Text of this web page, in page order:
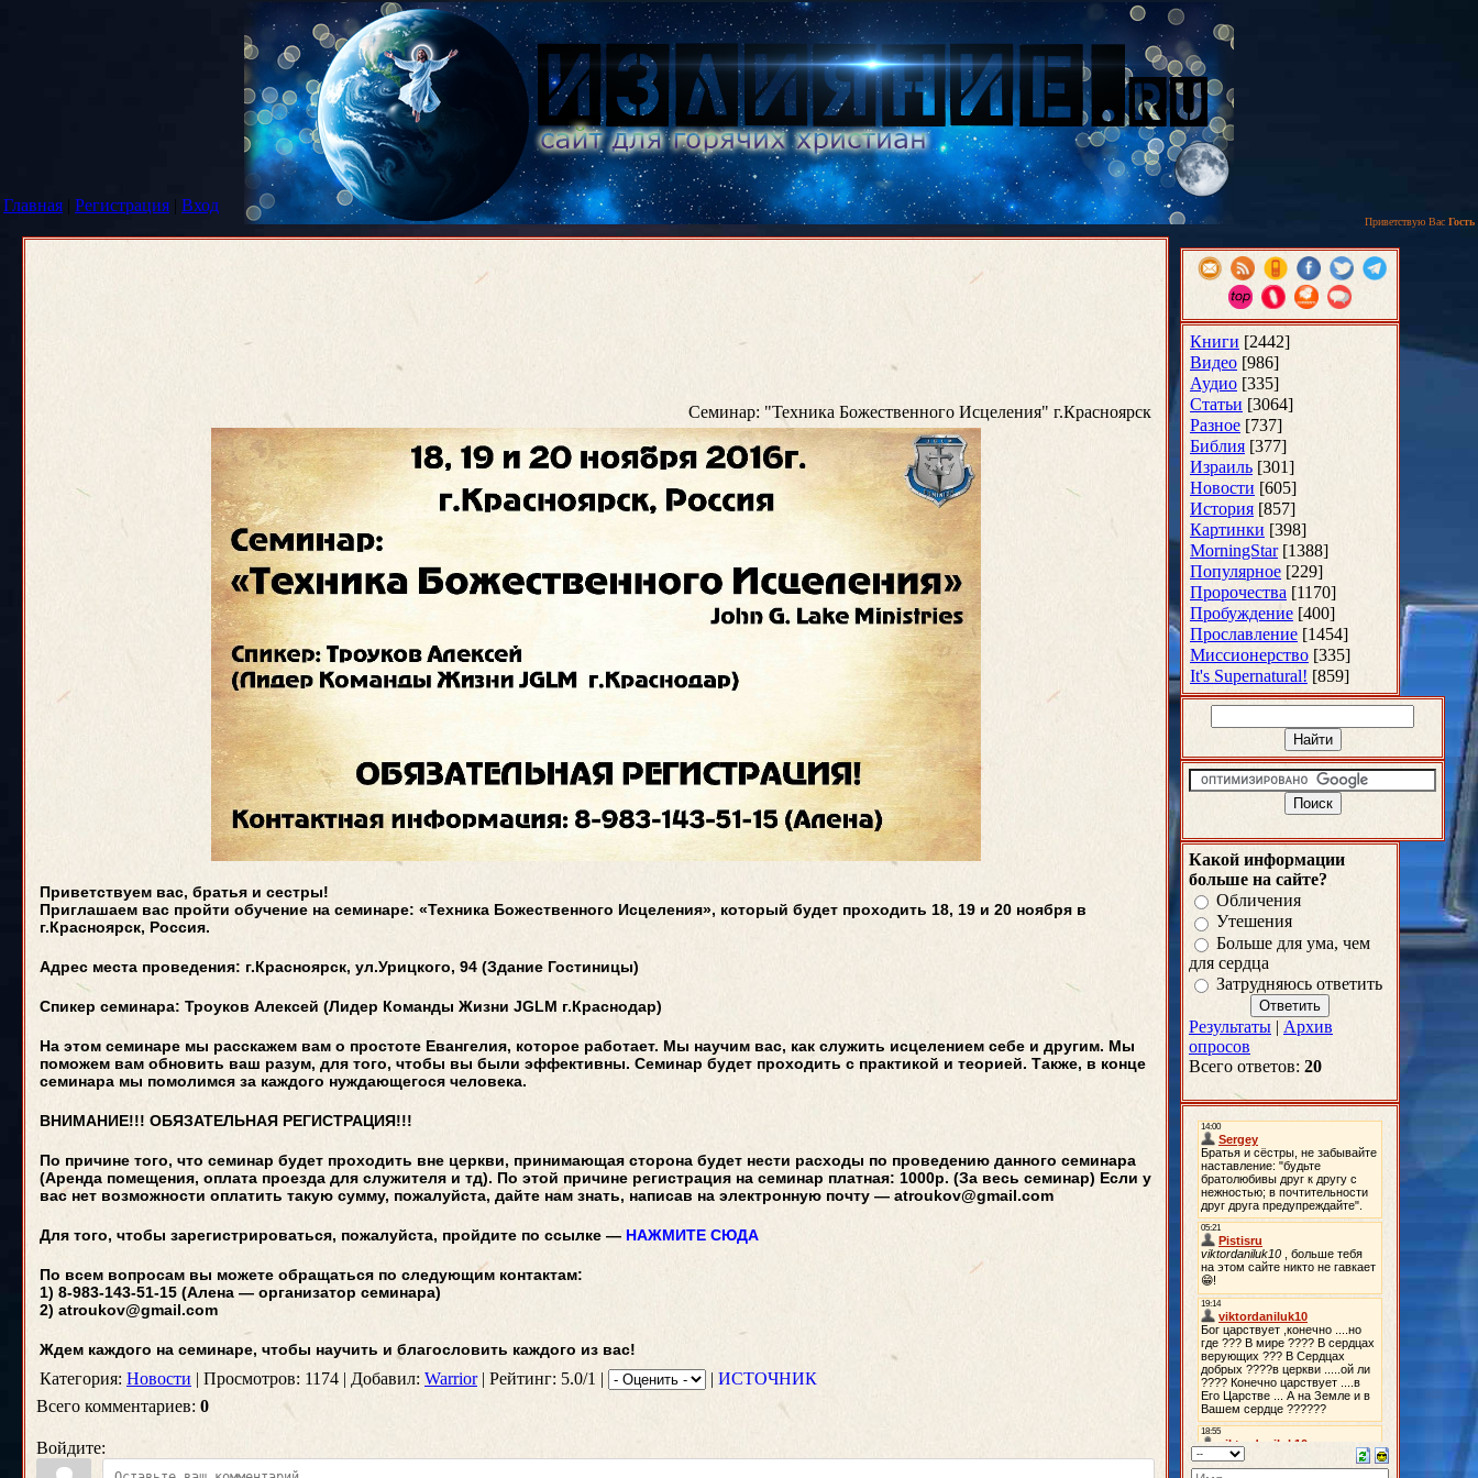
Главная | Регистрация | Вход
Приветствую Вас Гость
Семинар: "Техника Божественного Исцеления" г.Красноярск
Приветствуем вас, братья и сестры!
Приглашаем вас пройти обучение на семинаре: «Техника Божественного Исцеления», который будет проходить 18, 19 и 20 ноября в
г.Красноярск, Россия.
Адрес места проведения: г.Красноярск, ул.Урицкого, 94 (Здание Гостиницы)
Спикер семинара: Троуков Алексей (Лидер Команды Жизни JGLM г.Краснодар)
На этом семинаре мы расскажем вам о простоте Евангелия, которое работает. Мы научим вас, как служить исцелением себе и другим. Мы
поможем вам обновить ваш разум, для того, чтобы вы были эффективны. Семинар будет проходить с практикой и теорией. Также, в конце
семинара мы помолимся за каждого нуждающегося человека.
ВНИМАНИЕ!!! ОБЯЗАТЕЛЬНАЯ РЕГИСТРАЦИЯ!!!
По причине того, что семинар будет проходить вне церкви, принимающая сторона будет нести расходы по проведению данного семинара
(Аренда помещения, оплата проезда для служителя и тд). По этой причине регистрация на семинар платная: 1000р. (За весь семинар) Если у
вас нет возможности оплатить такую сумму, пожалуйста, дайте нам знать, написав на электронную почту — atroukov@gmail.com
Для того, чтобы зарегистрироваться, пожалуйста, пройдите по ссылке — НАЖМИТЕ СЮДА
По всем вопросам вы можете обращаться по следующим контактам:
1) 8-983-143-51-15 (Алена — организатор семинара)
2) atroukov@gmail.com
Ждем каждого на семинаре, чтобы научить и благословить каждого из вас!
Категория: Новости | Просмотров: 1174 | Добавил: Warrior| Рейтинг: 5.0/1 | | ИСТОЧНИК
Всего комментариев: 0
Войдите:
Книги [2442]
Видео [986]
Аудио [335]
Статьи [3064]
Разное [737]
Библия [377]
Израиль [301]
Новости [605]
История [857]
Картинки [398]
MorningStar [1388]
Популярное [229]
Пророчества [1170]
Пробуждение [400]
Прославление [1454]
Миссионерство [335]
It's Supernatural! [859]
Какой информации
больше на сайте?
Обличения
Утешения
Больше для ума, чем
для сердца
Затрудняюсь ответить
Результаты | Архив
опросов
Всего ответов: 20